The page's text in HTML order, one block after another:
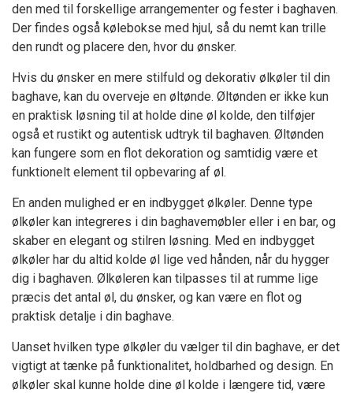
den med til forskellige arrangementer og fester i baghaven.
Der findes også kølebokse med hjul, så du nemt kan trille
den rundt og placere den, hvor du ønsker.
Hvis du ønsker en mere stilfuld og dekorativ ølkøler til din
baghave, kan du overveje en øltønde. Øltønden er ikke kun
en praktisk løsning til at holde dine øl kolde, den tilføjer
også et rustikt og autentisk udtryk til baghaven. Øltønden
kan fungere som en flot dekoration og samtidig være et
funktionelt element til opbevaring af øl.
En anden mulighed er en indbygget ølkøler. Denne type
ølkøler kan integreres i din baghavemøbler eller i en bar, og
skaber en elegant og stilren løsning. Med en indbygget
ølkøler har du altid kolde øl lige ved hånden, når du hygger
dig i baghaven. Ølkøleren kan tilpasses til at rumme lige
præcis det antal øl, du ønsker, og kan være en flot og
praktisk detalje i din baghave.
Uanset hvilken type ølkøler du vælger til din baghave, er det
vigtigt at tænke på funktionalitet, holdbarhed og design. En
ølkøler skal kunne holde dine øl kolde i længere tid, være